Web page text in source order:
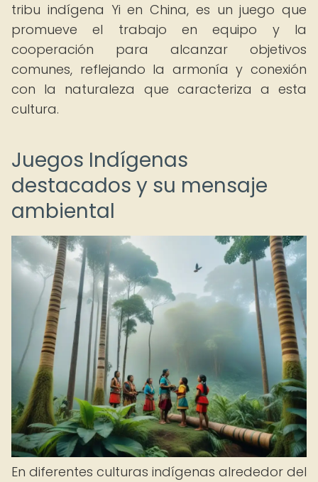
tribu indígena Yi en China, es un juego que
promueve el trabajo en equipo y la
cooperación para alcanzar objetivos
comunes, reflejando la armonía y conexión
con la naturaleza que caracteriza a esta
cultura.
Juegos Indígenas
destacados y su mensaje
ambiental
En diferentes culturas indígenas alrededor del